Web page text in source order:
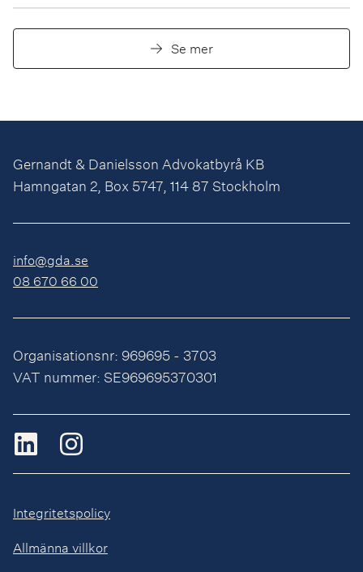
tillräckliga uppgifter om konsumenters ekonomiska
förhållanden och kreditprövningen ansågs vara
Se mer
Gernandt & Danielsson Advokatbyrå KB
Hamngatan 2, Box 5747, 114 87 Stockholm
info@gda.se
08 670 66 00
Organisationsnr: 969695 - 3703
VAT nummer: SE969695370301
Integritetspolicy
Allmänna villkor